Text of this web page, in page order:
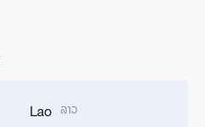
Lao ລາວ